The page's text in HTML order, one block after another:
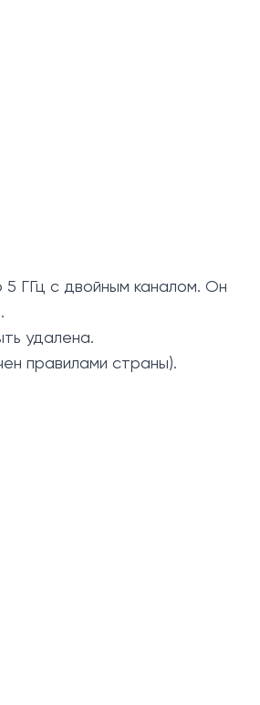
ГГц с двойным каналом. Он
удалена.
правилами страны).